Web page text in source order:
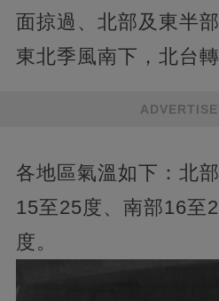
面掠過、北部及東半
東北季風南下，北台轉
各地區氣溫如下：北
15至25度、南部16至
度。